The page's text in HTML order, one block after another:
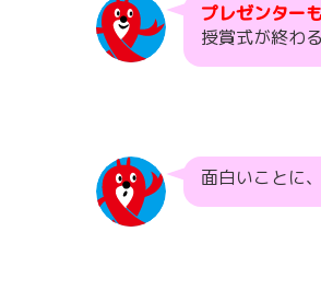
プレゼンター
授賞式が終わ
面白いことに